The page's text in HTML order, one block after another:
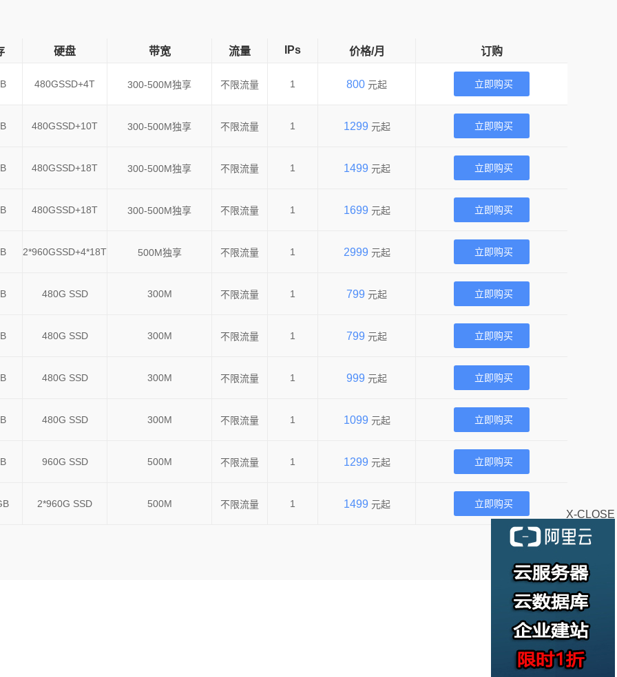
X-CLOSE
硬盘 带宽 流量 IPs 价格/月 订购
480GSSD+4T 300-500M独享 不限流量 1 800 元起 立即购买
480GSSD+10T 300-500M独享 不限流量 1 1299 元起 立即购买
480GSSD+18T 300-500M独享 不限流量 1 1499 元起 立即购买
480GSSD+18T 300-500M独享 不限流量 1 1699 元起 立即购买
2*960GSSD+4*18T 500M独享 不限流量 1 2999 元起 立即购买
480G SSD 300M 不限流量 1 799 元起 立即购买
480G SSD 300M 不限流量 1 799 元起 立即购买
480G SSD 300M 不限流量 1 999 元起 立即购买
480G SSD 300M 不限流量 1 1099 元起 立即购买
960G SSD 500M 不限流量 1 1299 元起 立即购买
2*960G SSD 500M 不限流量 1 1499 元起 立即购买